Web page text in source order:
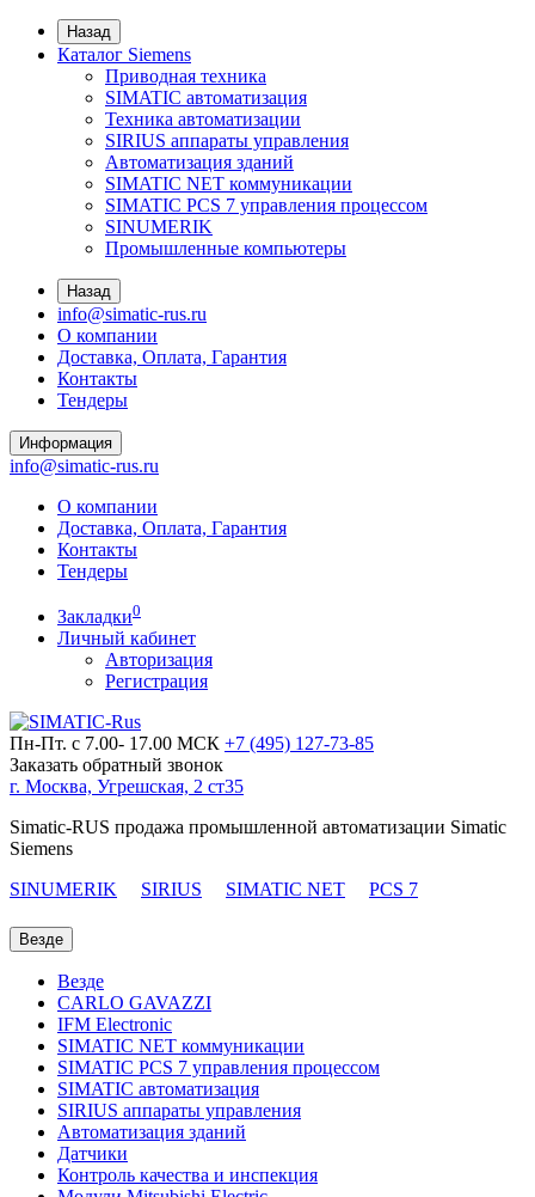
Назад
Каталог Siemens
Приводная техника
SIMATIC автоматизация
Техника автоматизации
SIRIUS аппараты управления
Автоматизация зданий
SIMATIC NET коммуникации
SIMATIC PCS 7 управления процессом
SINUMERIK
Промышленные компьютеры
Назад
info@simatic-rus.ru
О компании
Доставка, Оплата, Гарантия
Контакты
Тендеры
Информация
info@simatic-rus.ru
О компании
Доставка, Оплата, Гарантия
Контакты
Тендеры
Закладки0
Личный кабинет
Авторизация
Регистрация
Пн-Пт. с 7.00- 17.00 МСК +7 (495) 127-73-85
Заказать обратный звонок
г. Москва, Угрешская, 2 ст35
Simatic-RUS продажа промышленной автоматизации Simatic
Siemens
SINUMERIK
SIRIUS SIMATIC NET PCS 7
Везде
Везде
CARLO GAVAZZI
IFM Electronic
SIMATIC NET коммуникации
SIMATIC PCS 7 управления процессом
SIMATIC автоматизация
SIRIUS аппараты управления
Автоматизация зданий
Датчики
Контроль качества и инспекция